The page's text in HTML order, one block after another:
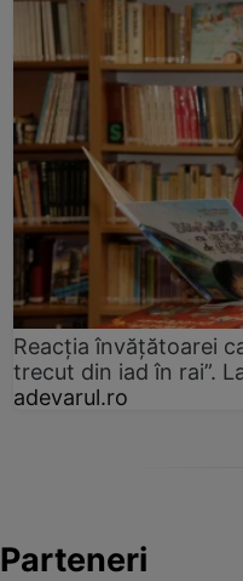
Reacția învățătoarei
trecut din iad în rai”.
adevarul.ro
Parteneri